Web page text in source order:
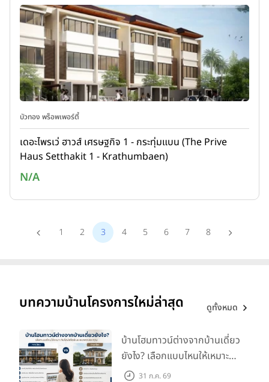
บัวทอง พร็อพเพอร์ตี้
เดอะไพรเว่ ฮาวส์ เศรษฐกิจ 1 - กระทุ่มแบน (The Prive
Haus Setthakit 1 - Krathumbaen)
N/A
1 2 3 4 5 6 7 8
บทความบ้านโครงการใหม่ล่าสุด ดูทั้งหมด
บ้านโฮมทาวน์ต่างจากบ้านเดี่ยว
ยังไง? เลือกแบบไหนให้เหมาะ
กับไลฟ์สไตล์และอนาคตของ
31 ก.ค. 69